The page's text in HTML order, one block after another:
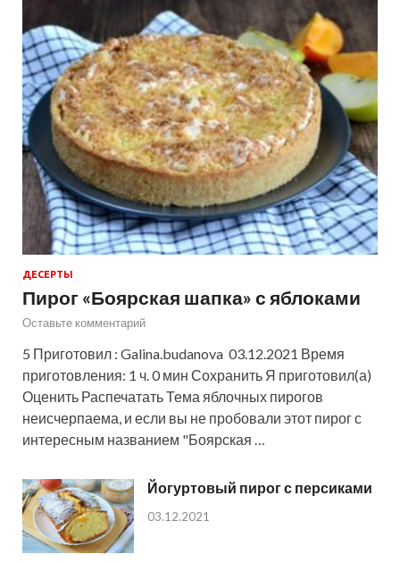
ДЕСЕРТЫ
Пирог «Боярская шапка» с яблоками
Оставьте комментарий
5 Приготовил : Galina.budanova 03.12.2021 Время
приготовления: 1 ч. 0 мин Сохранить Я приготовил(а)
Оценить Распечатать Тема яблочных пирогов
неисчерпаема, и если вы не пробовали этот пирог с
интересным названием "Боярская …
Йогуртовый пирог с персиками
03.12.2021